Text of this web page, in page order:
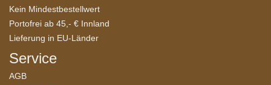
Kein Mindestbestellwert
Portofrei ab 45,- € Innland
Lieferung in EU-Länder
Service
AGB